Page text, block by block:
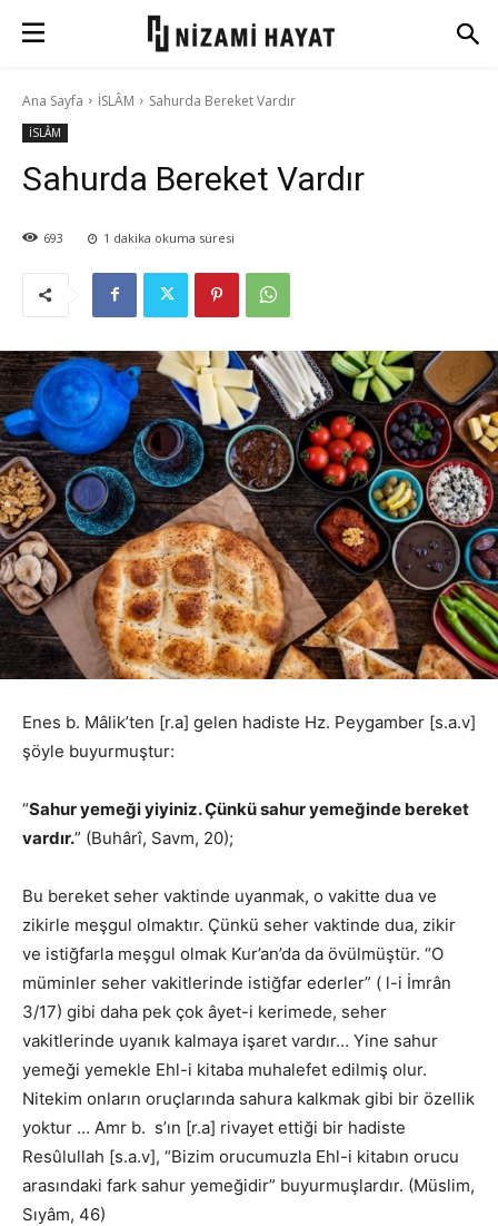
Ana Sayfa İSLÂM Sahurda Bereket Vardır
İSLÂM
Sahurda Bereket Vardır
693 1 dakika okuma süresi
Enes b. Mâlik’ten [r.a] gelen hadiste Hz. Peygamber [s.a.v]
şöyle buyurmuştur:
“Sahur yemeği yiyiniz. Çünkü sahur yemeğinde bereket
vardır.” (Buhârî, Savm, 20);
Bu bereket seher vaktinde uyanmak, o vakitte dua ve
zikirle meşgul olmaktır. Çünkü seher vaktinde dua, zikir
ve istiğfarla meşgul olmak Kur’an’da da övülmüştür. “O
müminler seher vakitlerinde istiğfar ederler” ( l-i İmrân
3/17) gibi daha pek çok âyet-i kerimede, seher
vakitlerinde uyanık kalmaya işaret vardır… Yine sahur
yemeği yemekle Ehl-i kitaba muhalefet edilmiş olur.
Nitekim onların oruçlarında sahura kalkmak gibi bir özellik
yoktur … Amr b. s’ın [r.a] rivayet ettiği bir hadiste
Resûlullah [s.a.v], “Bizim orucumuzla Ehl-i kitabın orucu
arasındaki fark sahur yemeğidir” buyurmuşlardır. (Müslim,
Sıyâm, 46)